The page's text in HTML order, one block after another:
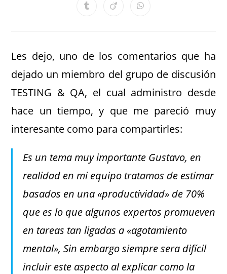
Les dejo, uno de los comentarios que ha
dejado un miembro del grupo de discusión
TESTING & QA, el cual administro desde
hace un tiempo, y que me pareció muy
interesante como para compartirles:
Es un tema muy importante Gustavo, en
realidad en mi equipo tratamos de estimar
basados en una «productividad» de 70%
que es lo que algunos expertos promueven
en tareas tan ligadas a «agotamiento
mental», Sin embargo siempre sera difícil
incluir este aspecto al explicar como la